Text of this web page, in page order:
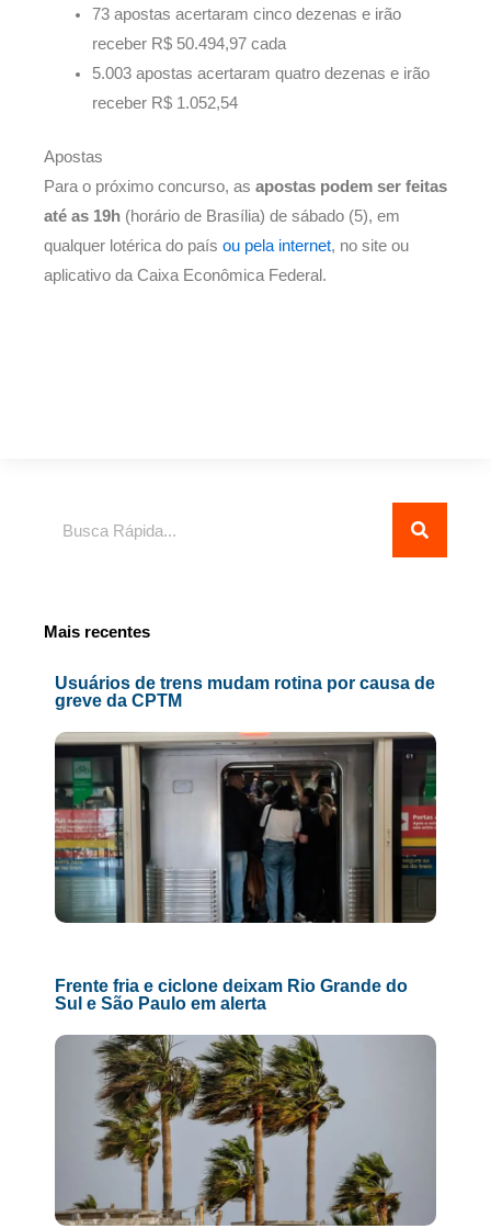
73 apostas acertaram cinco dezenas e irão
receber R$ 50.494,97 cada
5.003 apostas acertaram quatro dezenas e irão
receber R$ 1.052,54
Apostas
Para o próximo concurso, as apostas podem ser feitas
até as 19h (horário de Brasília) de sábado (5), em
qualquer lotérica do país ou pela internet, no site ou
aplicativo da Caixa Econômica Federal.
Mais recentes
Usuários de trens mudam rotina por causa de
greve da CPTM
Frente fria e ciclone deixam Rio Grande do
Sul e São Paulo em alerta